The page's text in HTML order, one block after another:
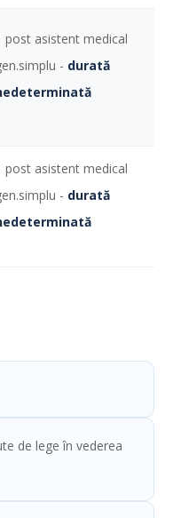
post asistent medical
- durată
post asistent medical
- durată
de lege în vederea